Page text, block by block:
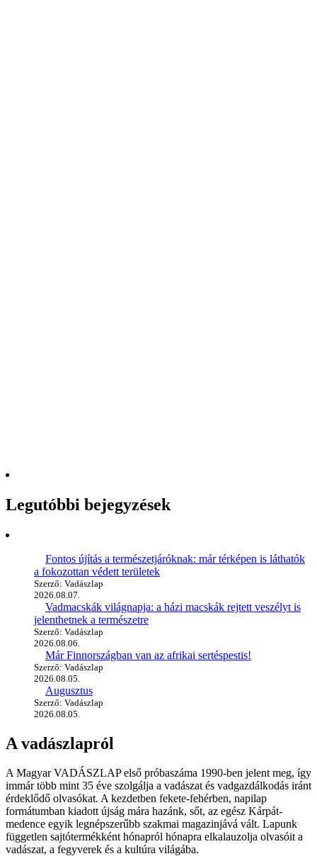
Legutóbbi bejegyzések
Fontos újítás a természetjáróknak: már térképen is láthatók
a fokozottan védett területek
Szerző: Vadászlap
2026.08.07.
Vadmacskák világnapja: a házi macskák rejtett veszélyt is
jelenthetnek a természetre
Szerző: Vadászlap
2026.08.06.
Már Finnországban van az afrikai sertéspestis!
Szerző: Vadászlap
2026.08.05.
Augusztus
Szerző: Vadászlap
2026.08.05.
A vadászlapról
A Magyar VADÁSZLAP első próbaszáma 1990-ben jelent meg, így
immár több mint 35 éve szolgálja a vadászat és vadgazdálkodás iránt
érdeklődő olvasókat. A kezdetben fekete-fehérben, napilap
formátumban kiadott újság mára hazánk, sőt, az egész Kárpát-
medence egyik legnépszerűbb szakmai magazinjává vált. Lapunk
független sajtótermékként hónapról hónapra elkalauzolja olvasóit a
vadászat, a fegyverek és a kultúra világába.